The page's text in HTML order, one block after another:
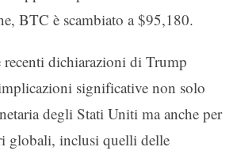
BTC è scambiato a $95,180.
dichiarazioni di Trump
significative non solo
degli Stati Uniti ma anche per
globali, inclusi quelli delle